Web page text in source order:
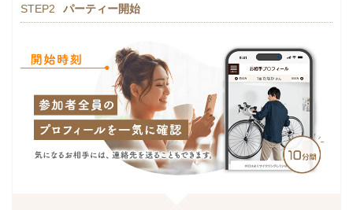
STEP2 パーティー開始